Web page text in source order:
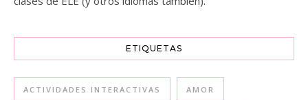
ETIQUETAS
ACTIVIDADES INTERACTIVAS AMOR